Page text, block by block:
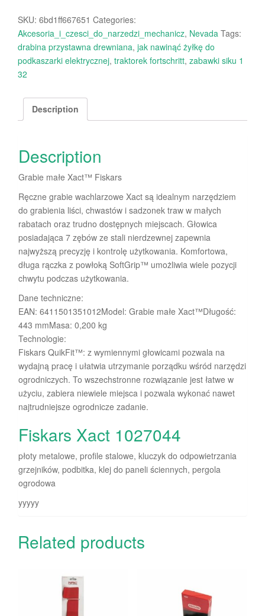
SKU: 6bd1ff667651 Categories:
Akcesoria_i_czesci_do_narzedzi_mechanicz, Nevada Tags:
drabina przystawna drewniana, jak nawinąć żyłkę do
podkaszarki elektrycznej, traktorek fortschritt, zabawki siku 1
32
Description
Description
Grabie małe Xact™ Fiskars
Ręczne grabie wachlarzowe Xact są idealnym narzędziem
do grabienia liści, chwastów i sadzonek traw w małych
rabatach oraz trudno dostępnych miejscach. Głowica
posiadająca 7 zębów ze stali nierdzewnej zapewnia
najwyższą precyzję i kontrolę użytkowania. Komfortowa,
długa rączka z powłoką SoftGrip™ umożliwia wiele pozycji
chwytu podczas użytkowania.
Dane techniczne:
EAN: 6411501351012Model: Grabie małe Xact™Długość:
443 mmMasa: 0,200 kg
Technologie:
Fiskars QuikFit™: z wymiennymi głowicami pozwala na
wydajną pracę i ułatwia utrzymanie porządku wśród narzędzi
ogrodniczych. To wszechstronne rozwiązanie jest łatwe w
użyciu, zabiera niewiele miejsca i pozwala wykonać nawet
najtrudniejsze ogrodnicze zadanie.
Fiskars Xact 1027044
płoty metalowe, profile stalowe, kluczyk do odpowietrzania
grzejników, podbitka, klej do paneli ściennych, pergola
ogrodowa
yyyyy
Related products